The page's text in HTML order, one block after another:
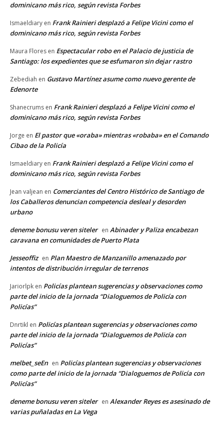
dominicano más rico, según revista Forbes
Ismaeldiary en Frank Rainieri desplazó a Felipe Vicini como el
dominicano más rico, según revista Forbes
Maura Flores en Espectacular robo en el Palacio de justicia de
Santiago: los expedientes que se esfumaron sin dejar rastro
Zebediah en Gustavo Martínez asume como nuevo gerente de
Edenorte
Shanecrums en Frank Rainieri desplazó a Felipe Vicini como el
dominicano más rico, según revista Forbes
Jorge en El pastor que «oraba» mientras «robaba» en el Comando
Cibao de la Policía
Ismaeldiary en Frank Rainieri desplazó a Felipe Vicini como el
dominicano más rico, según revista Forbes
Jean valjean en Comerciantes del Centro Histórico de Santiago de
los Caballeros denuncian competencia desleal y desorden
urbano
deneme bonusu veren siteler en Abinader y Paliza encabezan
caravana en comunidades de Puerto Plata
Jesseoffiz en Plan Maestro de Manzanillo amenazado por
intentos de distribución irregular de terrenos
Jariorlpk en Policías plantean sugerencias y observaciones como
parte del inicio de la jornada “Dialoguemos de Policía con
Policías”
Dnrtikl en Policías plantean sugerencias y observaciones como
parte del inicio de la jornada “Dialoguemos de Policía con
Policías”
melbet_seEn en Policías plantean sugerencias y observaciones
como parte del inicio de la jornada “Dialoguemos de Policía con
Policías”
deneme bonusu veren siteler en Alexander Reyes es asesinado de
varias puñaladas en La Vega